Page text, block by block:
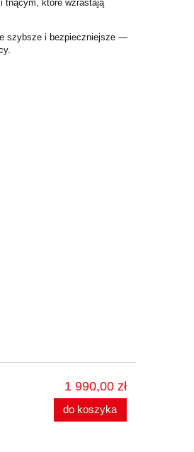
tnącym, które wzrastają
szybsze i bezpieczniejsze —
1 990,00 zł
do koszyka